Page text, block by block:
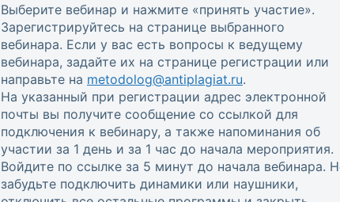
Выберите вебинар и нажмите «принять участие».
Зарегистрируйтесь на странице выбранного
вебинара. Если у вас есть вопросы к ведущему
вебинара, задайте их на странице регистрации или
направьте на metodolog@antiplagiat.ru.
На указанный при регистрации адрес электронной
почты вы получите сообщение со ссылкой для
подключения к вебинару, а также напоминания об
участии за 1 день и за 1 час до начала мероприятия.
Войдите по ссылке за 5 минут до начала вебинара.
забудьте подключить динамики или наушники,